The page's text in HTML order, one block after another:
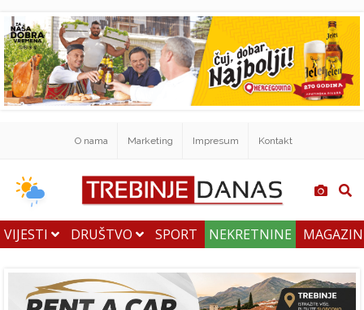
O nama Marketing Impresum Kontakt
VIJESTI DRUŠTVO SPORT NEKRETNINE